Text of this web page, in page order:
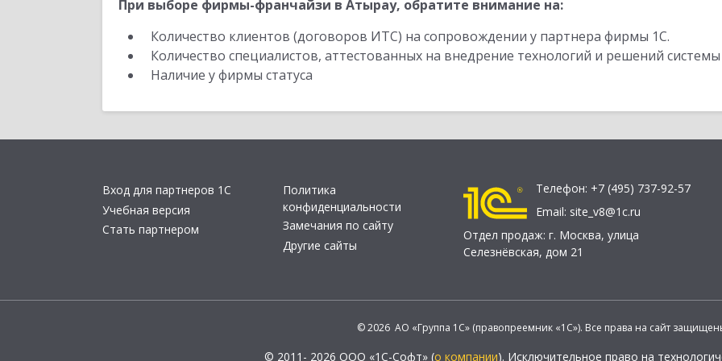
При выборе фирмы-франчайзи в Атырау, обратите внимание на:
Количество клиентов (договоров ИТС) на сопровождении у партнера фирмы 1С.
Количество специалистов, аттестованных на внедрение технологий и решений
Наличие у фирмы статуса
Вход для партнеров 1С
Учебная версия
Стать партнером
Политика
конфиденциальности
Замечания по сайту
Другие сайты
Телефон: +7 (495) 737-92-57
Email: site_v8@1c.ru
Отдел продаж: г. Москва, улица
Селезнёвская, дом 21
© 2026 АО «Группа 1С» (правопреемник «1С»). Все права на сайт
© 2011- 2026 ООО «1С-Софт» (о компании). Исключительное право на